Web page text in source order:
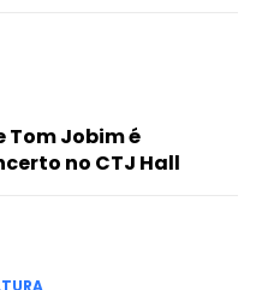
Jobim é
no CTJ Hall